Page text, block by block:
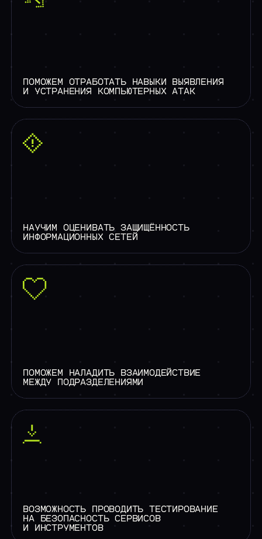
ПОМОЖЕМ ОТРАБОТАТЬ НАВЫКИ ВЫЯВЛЕНИЯ
И УСТРАНЕНИЯ КОМПЬЮТЕРНЫХ АТАК
НАУЧИМ ОЦЕНИВАТЬ ЗАЩИЩЁННОСТЬ
ИНФОРМАЦИОННЫХ СЕТЕЙ
ПОМОЖЕМ НАЛАДИТЬ ВЗАИМОДЕЙСТВИЕ
МЕЖДУ ПОДРАЗДЕЛЕНИЯМИ
ВОЗМОЖНОСТЬ ПРОВОДИТЬ ТЕСТИРОВАНИЕ
НА БЕЗОПАСНОСТЬ СЕРВИСОВ
И ИНСТРУМЕНТОВ